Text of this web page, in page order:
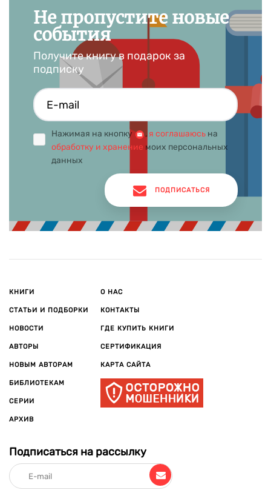
Не пропустите новые
события
Получите книгу в подарок за
подписку
Нажимая на кнопку , я соглашаюсь на
обработку и хранение моих персональных
данных
ПОДПИСАТЬСЯ
КНИГИ
СТАТЬИ И ПОДБОРКИ
НОВОСТИ
АВТОРЫ
НОВЫМ АВТОРАМ
БИБЛИОТЕКАМ
СЕРИИ
АРХИВ
О НАС
КОНТАКТЫ
ГДЕ КУПИТЬ КНИГИ
СЕРТИФИКАЦИЯ
КАРТА САЙТА
Подписаться на рассылку